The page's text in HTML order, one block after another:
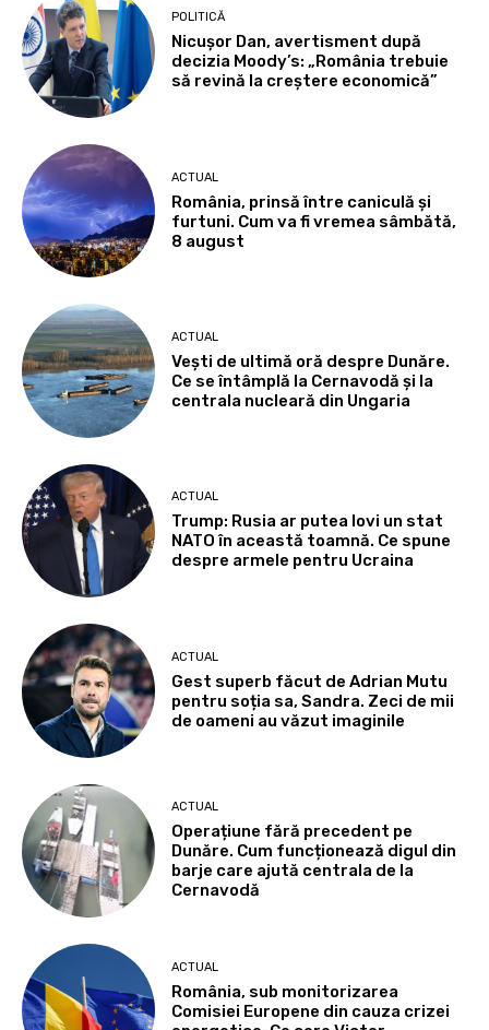
POLITICĂ
Nicușor Dan, avertisment după
decizia Moody’s: „România trebuie
să revină la creștere economică”
ACTUAL
România, prinsă între caniculă și
furtuni. Cum va fi vremea sâmbătă,
8 august
ACTUAL
Vești de ultimă oră despre Dunăre.
Ce se întâmplă la Cernavodă și la
centrala nucleară din Ungaria
ACTUAL
Trump: Rusia ar putea lovi un stat
NATO în această toamnă. Ce spune
despre armele pentru Ucraina
ACTUAL
Gest superb făcut de Adrian Mutu
pentru soția sa, Sandra. Zeci de mii
de oameni au văzut imaginile
ACTUAL
Operațiune fără precedent pe
Dunăre. Cum funcționează digul din
barje care ajută centrala de la
Cernavodă
ACTUAL
România, sub monitorizarea
Comisiei Europene din cauza crizei